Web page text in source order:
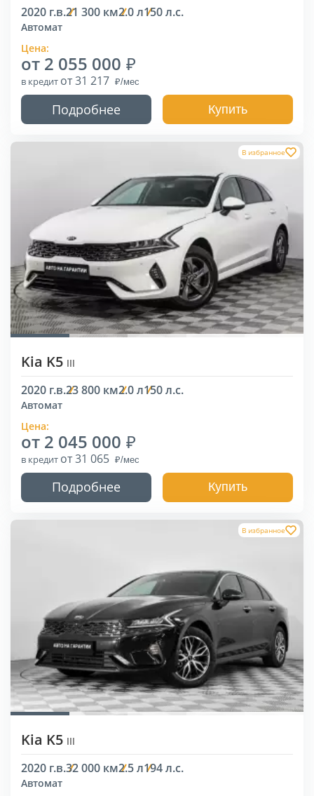
2020 г.в.21 300 км2.0 л150 л.с.
Автомат
Цена:
от 2 055 000
в кредит от 31 217
Подробнее Купить
В избранное
Kia K5 III
2020 г.в.23 800 км2.0 л150 л.с.
Автомат
Цена:
от 2 045 000
в кредит от 31 065
Подробнее Купить
В избранное
Kia K5 III
2020 г.в.32 000 км2.5 л194 л.с.
Автомат